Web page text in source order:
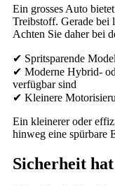
Ein grosses Auto
Treibstoff. Gerade bei
Achten Sie daher bei
✔ Spritsparende
✔ Moderne Hybrid-
verfügbar sind
✔ Kleinere
Ein kleinerer oder
hinweg eine spürbare
Sicherheit